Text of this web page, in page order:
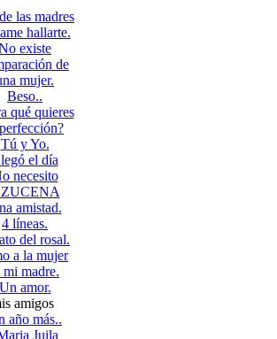
las madres
hallarte.
existe
de
mujer.
Beso..
qué quieres
Tú y Yo.
el día
necesito
amistad.
4 líneas.
del rosal.
a la mujer
mi madre.
Un amor.
amigos
año más..
Juila